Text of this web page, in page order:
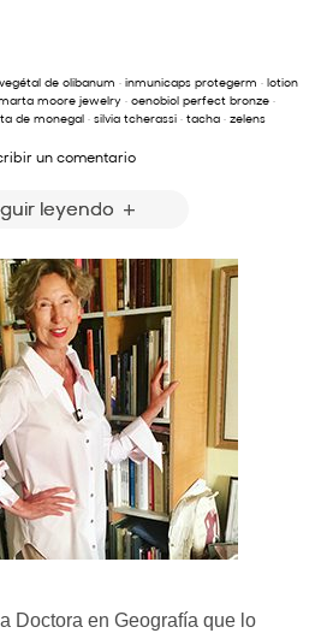
de olibanum · inmunicaps protegerm · lotion
moore jewelry · oenobiol perfect bronze ·
de monegal · silvia tcherassi · tacha · zelens
un comentario
leyendo
Doctora en Geografía que lo